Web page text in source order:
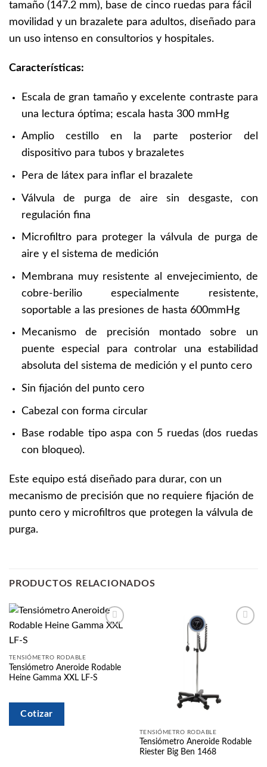
tamaño (147.2 mm), base de cinco ruedas para fácil
movilidad y un brazalete para adultos, diseñado para
un uso intenso en consultorios y hospitales.
Características:
Escala de gran tamaño y excelente contraste para
una lectura óptima; escala hasta 300 mmHg
Amplio cestillo en la parte posterior del
dispositivo para tubos y brazaletes
Pera de látex para inflar el brazalete
Válvula de purga de aire sin desgaste, con
regulación fina
Microfiltro para proteger la válvula de purga de
aire y el sistema de medición
Membrana muy resistente al envejecimiento, de
cobre-berilio especialmente resistente,
soportable a las presiones de hasta 600mmHg
Mecanismo de precisión montado sobre un
puente especial para controlar una estabilidad
absoluta del sistema de medición y el punto cero
Sin fijación del punto cero
Cabezal con forma circular
Base rodable tipo aspa con 5 ruedas (dos ruedas
con bloqueo).
Este equipo está diseñado para durar, con un
mecanismo de precisión que no requiere fijación de
punto cero y microfiltros que protegen la válvula de
purga.
PRODUCTOS RELACIONADOS
deseos
TENSIÓMETRO RODABLE
Tensiómetro Aneroide Rodable
Heine Gamma XXL LF-S
Cotizar
TENSIÓMETRO RODABLE
Tensiómetro Aneroide Rodable
Riester Big Ben 1468